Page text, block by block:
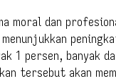
moral dan
1 persen, banyak
tersebut akan